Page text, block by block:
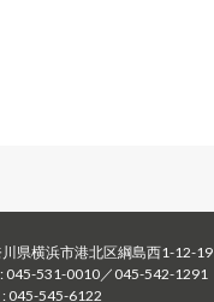
県横浜市港北区綱島西1-12-19
: 045-531-0010／045-542-1291
: 045-545-6122